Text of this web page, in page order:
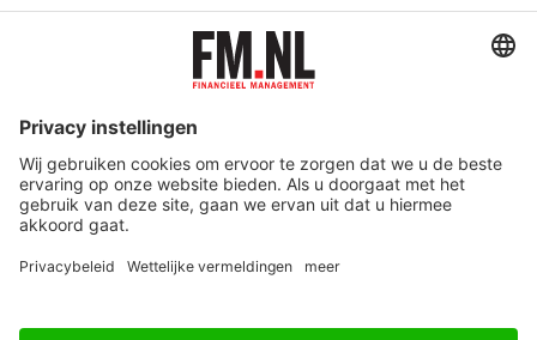
Service & Contact
Werken bij ons
Privacy Statement
Algemene Voorwaarden